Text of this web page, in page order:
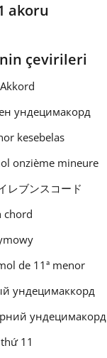
akoru
çevirileri
ундецимакорд
kesebelas
onzième mineure
レブンスコード
chord
de 11ª menor
ундецимаккорд
ундецимакорд
11